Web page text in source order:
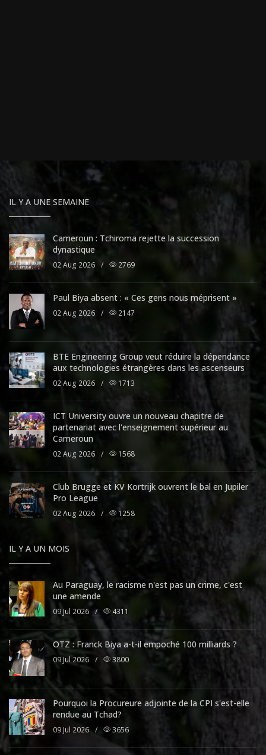
IL Y A UNE SEMAINE
Cameroun : Tchiroma rejette la succession
dynastique
02 Aug 2026 / 2769
Paul Biya absent : « Ces gens nous méprisent »
02 Aug 2026 / 2147
BTE Engineering Group veut réduire la dépendance
aux technologies étrangères dans les ascenseurs
02 Aug 2026 / 1713
ICT University ouvre un nouveau chapitre de
partenariat avec l'enseignement supérieur au
Cameroun
02 Aug 2026 / 1568
Club Brugge et KV Kortrijk ouvrent le bal en Jupiler
Pro League
02 Aug 2026 / 1258
IL Y A UN MOIS
Au Paraguay, le racisme n'est pas un crime, c'est
une amende
09 Jul 2026 / 4311
OTZ : Franck Biya a-t-il empoché 100 milliards ?
09 Jul 2026 / 3800
Pourquoi la Procureure adjointe de la CPI s'est-elle
rendue au Tchad?
09 Jul 2026 / 3656